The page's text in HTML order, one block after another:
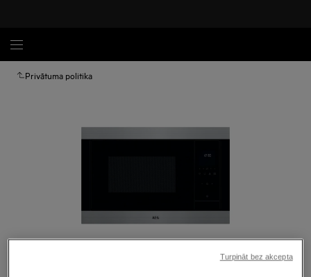
Privātuma politika
Turpināt bez akcepta